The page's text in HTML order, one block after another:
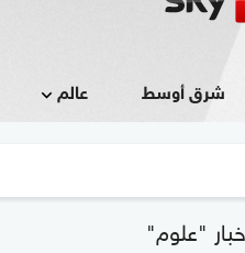
شرق أوسط عالم